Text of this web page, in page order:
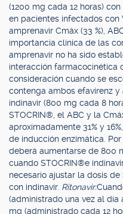
(1200 mg cada 12 horas)
en pacientes infectados con
amprenavir Cmáx (33 %),
importancia clínica de las
amprenavir no ha sido
interacción farmacocinética
consideración cuando se
contenga ambos efavirenz y
indinavir (800 mg cada 8
STOCRIN®, el ABC y la
aproximadamente 31% y
de inducción enzimática.
deberá aumentarse de 800
cuando STOCRIN®e
necesario ajustar la dosis
con indinavir. Ritonavir:
(administrado una vez al
mg (administrado cada 12